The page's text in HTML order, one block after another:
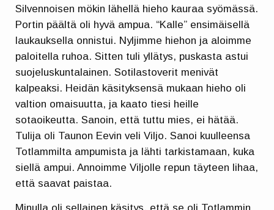
Silvennoisen mökin lähellä hieho kauraa syömässä.
Portin päältä oli hyvä ampua. “Kalle” ensimäisellä
laukauksella onnistui. Nyljimme hiehon ja aloimme
paloitella ruhoa. Sitten tuli yllätys, puskasta astui
suojeluskuntalainen. Sotilastoverit menivät
kalpeaksi. Heidän käsityksensä mukaan hieho oli
valtion omaisuutta, ja kaato tiesi heille
sotaoikeutta. Sanoin, että tuttu mies, ei hätää.
Tulija oli Taunon Eevin veli Viljo. Sanoi kuulleensa
Totlammilta ampumista ja lähti tarkistamaan, kuka
siellä ampui. Annoimme Viljolle repun täyteen lihaa,
että saavat paistaa.
Minulla oli sellainen käsitys, että se oli Totlammin